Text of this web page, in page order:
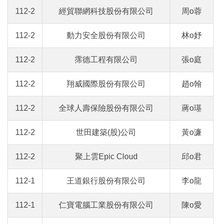
112-2 經貿聯網科技股份有限公司 周o蓉
112-2 動力安全股份有限公司 林o妤
112-2 霈德工程有限公司 張o庭
112-2 翔威國際股份有限公司 趙o翰
112-2 全球人壽保險股份有限公司 蔣o璂
112-2 世田建築(股)公司 黃o濂
112-2 聚上雲Epic Cloud 邱o君
112-1 王道銀行股份有限公司 李o龍
112-1 仁寶電腦工業股份有限公司 陳o愛